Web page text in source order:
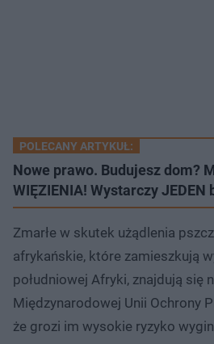
POLECANY ARTYKUŁ:
Nowe prawo. Budujesz dom?
WIĘZIENIA! Wystarczy JEDEN
Zmarłe w skutek użądlenia
afrykańskie, które zamieszkują
południowej Afryki, znajdują się
Międzynarodowej Unii Ochrony
że grozi im wysokie ryzyko